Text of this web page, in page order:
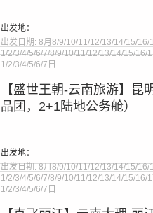
line 275
出发地：
出发日期: 8月8/9/10/11/12/13/14/15/16/
1/2/3/4/5/6/7/8/9/10/11/12/13/14/15/
1/2/3/4/5/6/7日
【盛世王朝-云南旅游】
品团，2+1陆地公务舱）
line 275
出发地：
出发日期: 8月8/9/10/11/12/13/14/15/
1/2/3/4/5/6/7/8/9/10/11/12/13/14/15/16/
1/2/3/4/5/6/7日